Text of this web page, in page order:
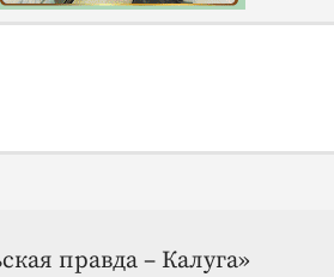
правда – Калуга»